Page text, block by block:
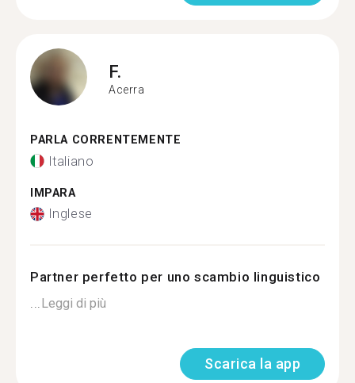
F.
Acerra
PARLA CORRENTEMENTE
Italiano
IMPARA
Inglese
Partner perfetto per uno scambio linguistico
...Leggi di più
Scarica la app